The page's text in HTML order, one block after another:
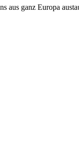
aus ganz Europa